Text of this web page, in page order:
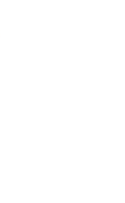
AUX-IN - PHONOCAR